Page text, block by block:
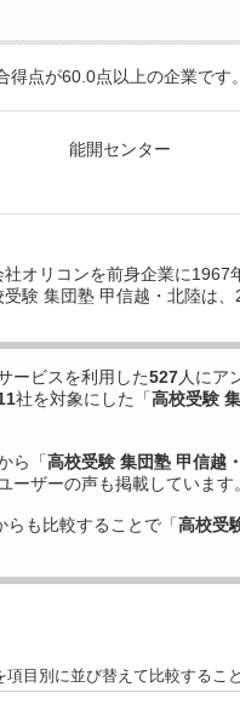
点が60.0点以上の企業です。
能開センター
オリコンを前身企業に1967
験 集団塾 甲信越・北陸は
ービスを利用した527人にア
社を対象にした「高校受験
ら「高校受験 集団塾 甲信越
ザーの声も掲載しています。
らも比較することで「高校受
目別に並び替えて比較するこ